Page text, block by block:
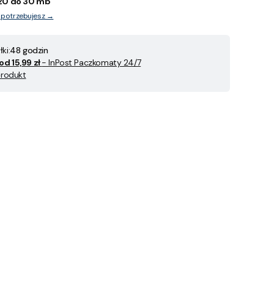
potrzebujesz →
48 godzin
od 15,99 zł- InPost Paczkomaty 24/7